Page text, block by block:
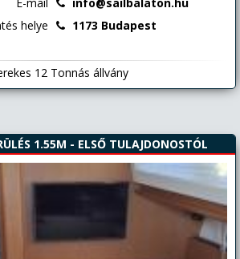
helye
1173 Budapest
12 Tonnás állvány
1.55M - ELSŐ TULAJDONOSTÓL